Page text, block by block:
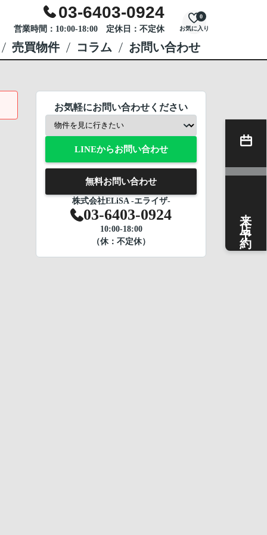
03-6403-0924
営業時間：10:00-18:00 定休日：不定休 お気に入り
0
売買物件 コラム お問い合わせ
お気軽にお問い合わせください
LINEからお問い合わせ
無料お問い合わせ
株式会社ELiSA -エライザ-
03-6403-0924
10:00-18:00
（休：不定休）
来店予約